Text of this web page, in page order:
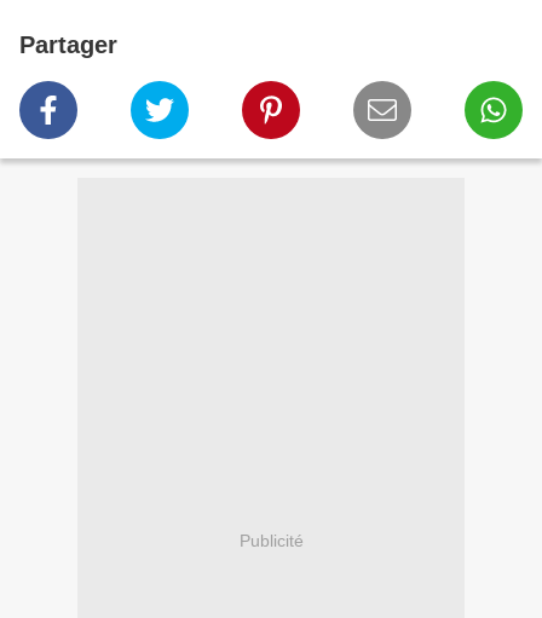
Partager
Publicité